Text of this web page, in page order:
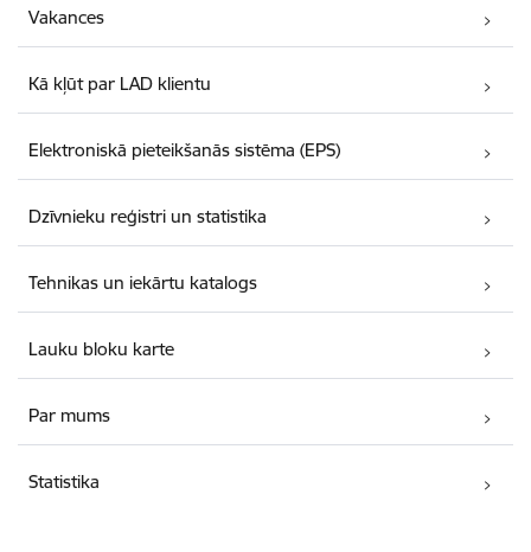
Vakances
Kā kļūt par LAD klientu
Elektroniskā pieteikšanās sistēma (EPS)
Dzīvnieku reģistri un statistika
Tehnikas un iekārtu katalogs
Lauku bloku karte
Par mums
Statistika